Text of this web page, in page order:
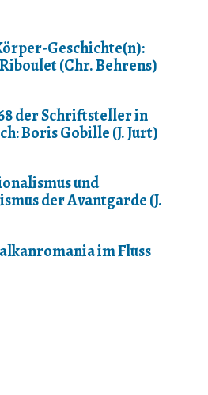
Geschichte(n):
(Chr. Behrens)
der Schriftsteller in
Boris Gobille (J. Jurt)
und
der Avantgarde (J.
im Fluss